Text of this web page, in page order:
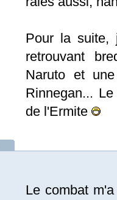
Pour la suite,
retrouvant
Naruto et
Rinnegan...
de l'Ermite
Le combat